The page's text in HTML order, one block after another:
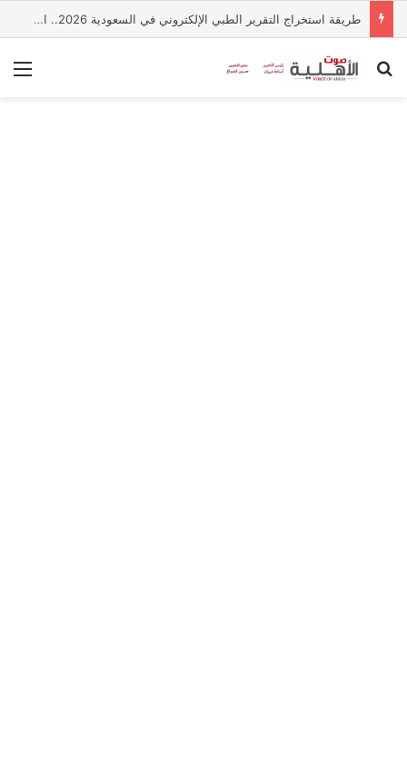
طريقة استخراج التقرير الطبي الإلكتروني في السعودية 2026.. الخطوات والشروط
بحث عن